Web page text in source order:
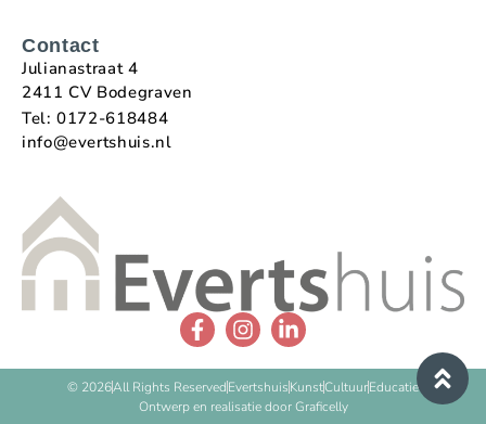
Contact
Julianastraat 4
2411 CV Bodegraven
Tel: 0172-618484
info@evertshuis.nl
© 2026All Rights ReservedEvertshuisKunstCultuurEducatie
Ontwerp en realisatie door Graficelly